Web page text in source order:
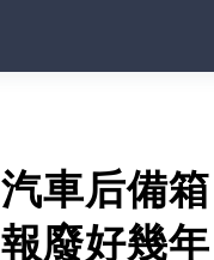
汽車后備
報廢好幾年